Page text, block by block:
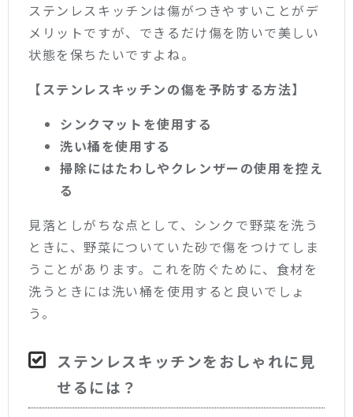
ステンレスキッチンは傷がつきやすいことがデ
メリットですが、できるだけ傷を防いで美しい
状態を保ちたいですよね。
【ステンレスキッチンの傷を予防する方法】
シンクマットを使用する
洗い桶を使用する
掃除にはたわしやクレンザーの使用を控え
る
見落としがちな点として、シンクで野菜を洗う
ときに、野菜についていた砂で傷をつけてしま
うことがあります。これを防ぐために、食材を
洗うときには洗い桶を使用すると良いでしょ
う。
ステンレスキッチンをおしゃれに見
せるには？